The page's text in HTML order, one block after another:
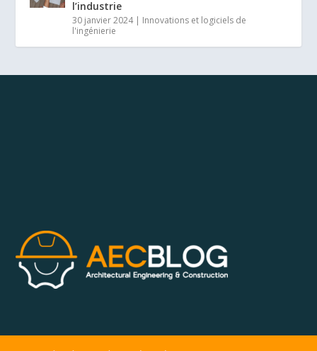
l’industrie
30 janvier 2024| Innovations et logiciels de
l'ingénierie